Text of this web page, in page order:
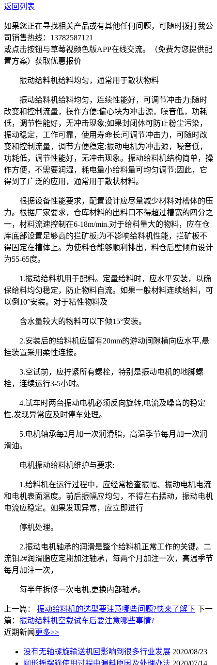
返回列表
如果您正在寻找相关产品或有其他任何问题，可随时拨打我公
司销售热线： 13782587121
或点击按钮与草莓视频色版APP在线交流。（免费为您提供配
置方案） 获取优惠报价
振动给料机给料均匀，通常用于散状物料
振动给料机给料均匀，连续性能好，可调节冲击力;随时
改变和控制流量，操作方便;偏心块为冲击源，噪音低，功耗
低，调节性能好，无冲击现象;如果封闭体可防止粉尘污染，
振动稳定，工作可靠，使用寿命长;可调节冲击力，可随时改
变和控制流量，调节方便稳定;振动电机为冲击源，噪音低，
功耗低，调节性能好，无冲击现象。振动给料机结构简单，操
作方便，不需要润湿，耗电量小给料量可均匀调节;因此，它
得到了广泛的应用，通常用于散状材料。
根据设备性能要求，配置设计应尽量减少材料对槽体的压
力。根据厂家要求，仓库材料的出料口不得超过槽宽的四分之
一，材料流速控制在6-18m/min.对于给料量大的物料，应在仓
库底部设置足够高的拦矿板;为不影响给料机性能，拦矿板不
得固定在槽体上。为使料仓能够顺利排出，料仓后壁倾角设计
为55-65度。
1.振动给料机用于配料。定量给料时，应水平安装，以确
保给料均匀稳定，防止物料自流。如果一般材料连续给料，可
以倒10°安装。对于粘性物料及
含水量较大的物料可以下倾15°安装。
2.安装后的给料机应留有20mm的游动间隙横向应水平,悬
挂装置采用柔性连接。
3.空试前，应拧紧所有螺栓，特别是振动电机的地脚螺
栓，连续运行3-5小时。
4.试车时两台振动电机必须反向旋转,电流及噪音的稳定
性,发现异常应及时停车处理。
5.电机轴承每2月加一次润滑脂，高温季节每月加一次润
滑油。
电机振动给料机维护与要求:
1.给料机在运行过程中，应经常检查振幅、振动电机电流
和电机表面温度。前后振幅应均匀，不得左右摆动，振动电机
电流应稳定。如果发现异常，应立即进行
停机处理。
2.振动电机轴承的润滑是整个给料机正常工作的关键。二
流钼2#润滑脂应定期加注轴承，每两个月加注一次，高温季节
每月加注一次，
每半年拆修一次电机,更换内部轴承。
上一篇： 振动给料机的选型要注意哪些问题?快来了解下 下一
篇： 振动给料机空载试车后要注意哪些事情?
近期新闻 更多>>
没有无轴螺旋输送机回影响到很多行业发展 2020/08/23
圆形摇摆筛使用过程中漏料原因及处理办法 2020/07/14